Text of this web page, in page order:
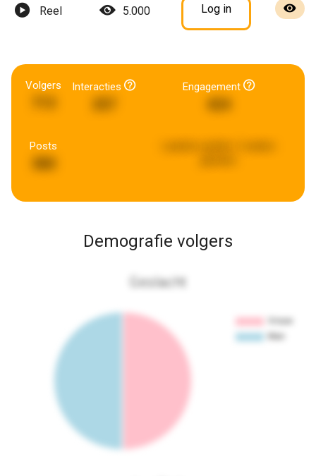
Reel 5.000 Log in
Volgers Interacties Engagement
Posts
380
Demografie volgers
Geslacht